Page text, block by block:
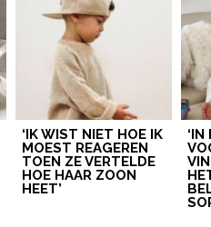
‘IK WIST NIET HOE IK
MOEST REAGEREN
TOEN ZE VERTELDE
HOE HAAR ZOON
HEET’